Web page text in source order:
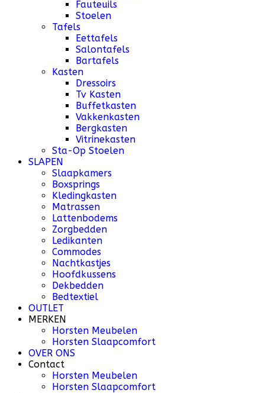
Fauteuils
Stoelen
Tafels
Eettafels
Salontafels
Bartafels
Kasten
Dressoirs
Tv Kasten
Buffetkasten
Vakkenkasten
Bergkasten
Vitrinekasten
Sta-Op Stoelen
SLAPEN
Slaapkamers
Boxsprings
Kledingkasten
Matrassen
Lattenbodems
Zorgbedden
Ledikanten
Commodes
Nachtkastjes
Hoofdkussens
Dekbedden
Bedtextiel
OUTLET
MERKEN
Horsten Meubelen
Horsten Slaapcomfort
OVER ONS
Contact
Horsten Meubelen
Horsten Slaapcomfort